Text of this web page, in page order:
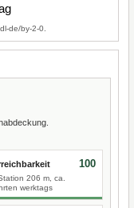
de/by-2-0.
206 m, ca.
werktags
100